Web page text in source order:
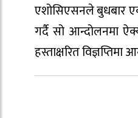
एशोसिएसनले बुधबार
गर्दै सो आन्दोलनमा
हस्ताक्षरित